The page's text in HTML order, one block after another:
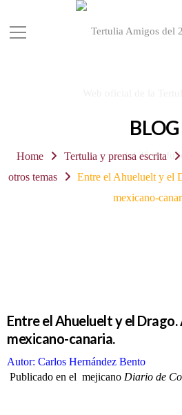
BLOG
Home Tertulia y prensa escrita
otros temas
Entre el Ahueluelt y el
mexicano-
Entre el Ahueluelt y el
mexicano-canaria.
Autor: Carlos Hernández Bento
Publicado en el mejicano Diario de